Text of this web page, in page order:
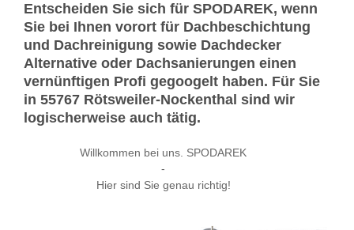
Entscheiden Sie sich für SPODAREK, wenn
Sie bei Ihnen vorort für Dachbeschichtung
und Dachreinigung sowie Dachdecker
Alternative oder Dachsanierungen einen
vernünftigen Profi gegoogelt haben. Für Sie
in 55767 Rötsweiler-Nockenthal sind wir
logischerweise auch tätig.
Willkommen bei uns. SPODAREK
-
Hier sind Sie genau richtig!